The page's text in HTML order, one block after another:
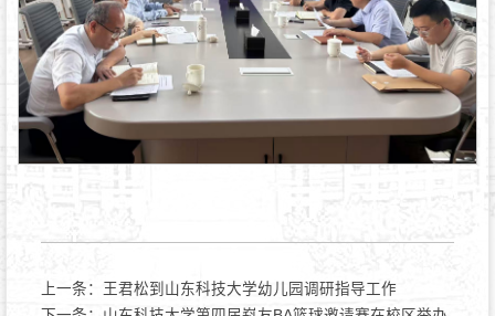
上一条：
王君松到山东科技大学幼儿园调研指导工作